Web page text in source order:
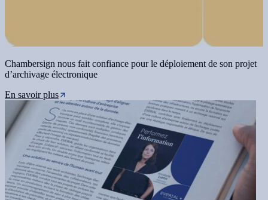
Chambersign nous fait confiance pour le déploiement de son projet
d’archivage électronique
En savoir plus